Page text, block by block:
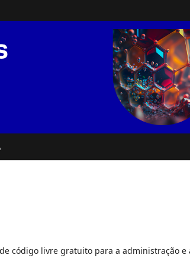
código livre gratuito para a administração e